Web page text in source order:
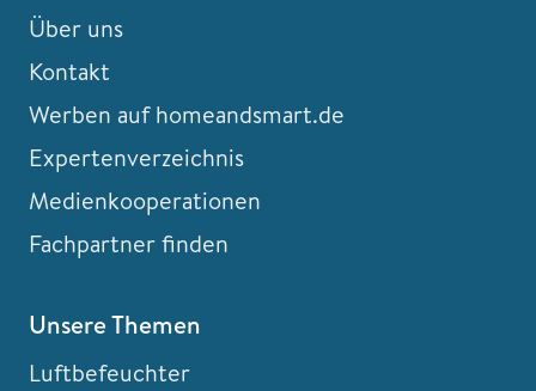
Über uns
Kontakt
Werben auf homeandsmart.de
Expertenverzeichnis
Medienkooperationen
Fachpartner finden
Unsere Themen
Luftbefeuchter